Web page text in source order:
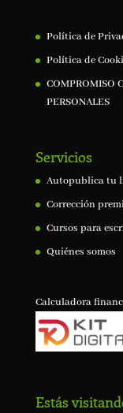
Política de
Política de
COMPROMISO
PERSONALES
Servicios
Autopublica tu
Corrección
Cursos para
Quiénes somos
Calculadora
Estás